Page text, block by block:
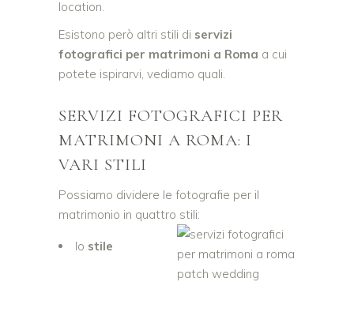
location.
Esistono però altri stili di servizi
fotografici per matrimoni a Roma a cui
potete ispirarvi, vediamo quali.
SERVIZI FOTOGRAFICI PER
MATRIMONI A ROMA: I
VARI STILI
Possiamo dividere le fotografie per il
matrimonio in quattro stili:
lo stile